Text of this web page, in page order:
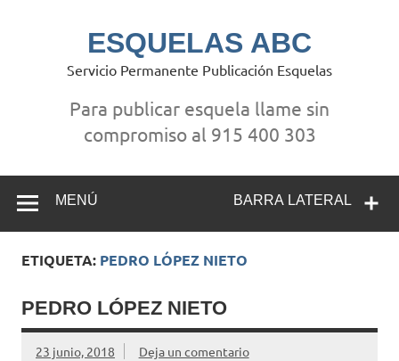
ESQUELAS ABC
Servicio Permanente Publicación Esquelas
Para publicar esquela llame sin
compromiso al 915 400 303
BARRA LATERAL
MENÚ
ETIQUETA: PEDRO LÓPEZ NIETO
PEDRO LÓPEZ NIETO
23 junio, 2018 Deja un comentario